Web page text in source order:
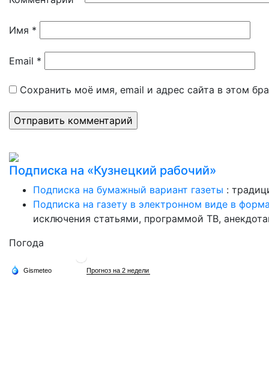
Имя *
Email *
Сохранить моё имя, email и адрес сайта в этом
Подписка на «Кузнецкий рабочий»
Подписка на бумажный вариант газеты :
Подписка на газету в электронном виде в
исключения статьями, программой ТВ,
Погода